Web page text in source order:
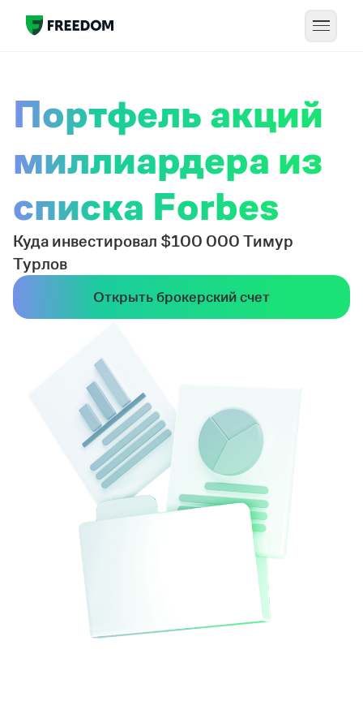
Портфель акций
миллиардера из
списка Forbes
Куда инвестировал $100 000 Тимур
Турлов
Открыть брокерский счет